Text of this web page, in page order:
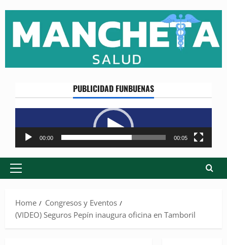
content
PUBLICIDAD FUNBUENAS
Reproductor
de
vídeo
00:00 00:05
Primary
Home
Congresos y Eventos
(VIDEO) Seguros Pepín inaugura oficina en Tamboril